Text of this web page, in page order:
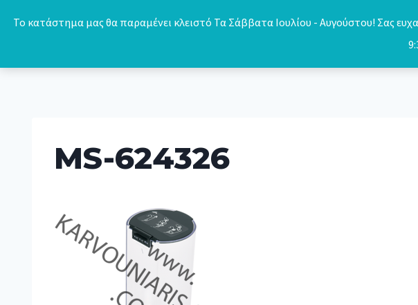
Το κατάστημα μας θα παραμένει κλειστό Τα Σάββατα Ιουλίου - Αυγούστου! Σας
MS-624326